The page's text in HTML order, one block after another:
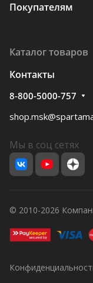
Покупателям
Каталог товаров
Контакты
8-800-5000-757
Мы в соц сетях
© 2010-2026